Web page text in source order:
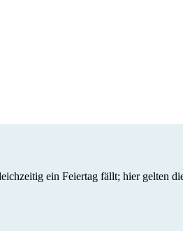
ein Feiertag fällt; hier gelten